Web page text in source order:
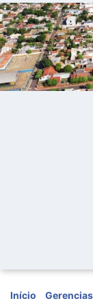
Início
Gerencias